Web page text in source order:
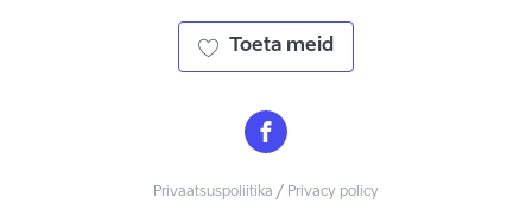
Toeta meid
Privaatsuspoliitika / Privacy policy